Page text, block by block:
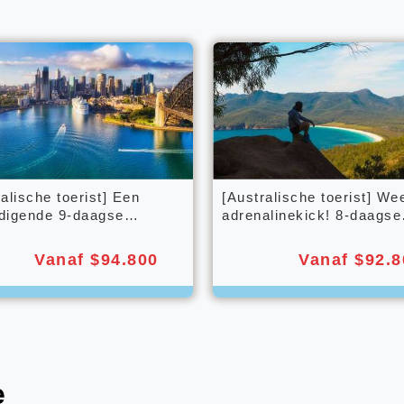
toerist] Een
9-daagse
(B/S)
Vanaf $94.800
[Australische toerist]
adrenalinekick! 8-daagse
rivieren en beken van
Tasmanië (M/S)
Vanaf